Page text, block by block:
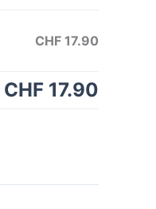
CHF 17.90
CHF 17.90